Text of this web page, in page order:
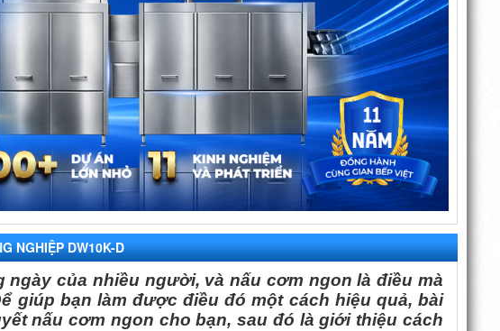
NGHIỆP DW10K-D
của nhiều người, và nấu cơm ngon là điều mà
giúp bạn làm được điều đó một cách hiệu quả, bài
nấu cơm ngon cho bạn, sau đó là giới thiệu cách